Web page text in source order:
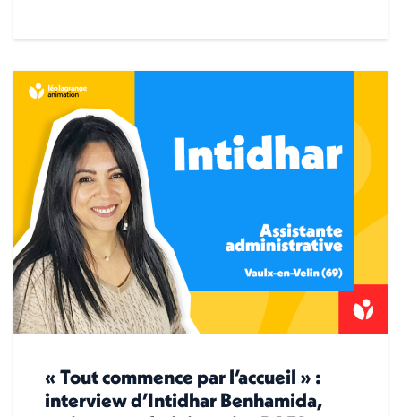
« Tout commence par l’accueil » :
interview d’Intidhar Benhamida,